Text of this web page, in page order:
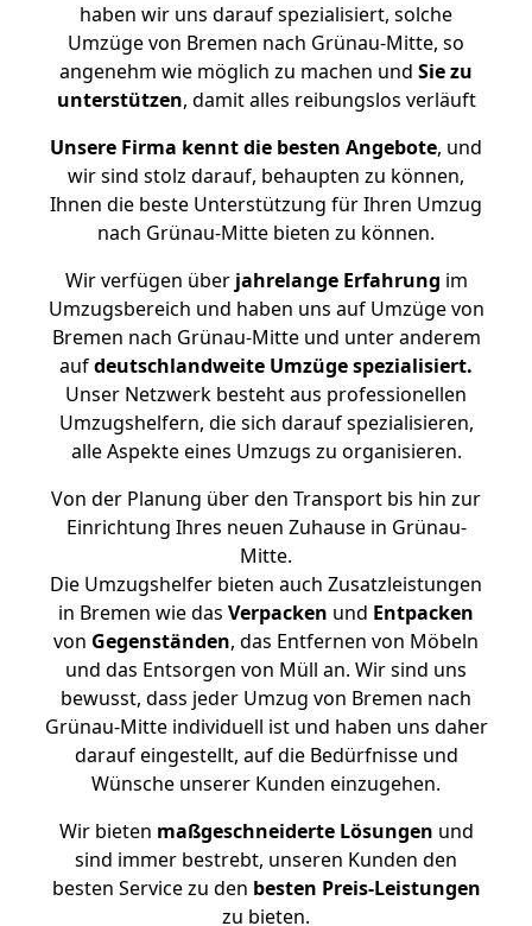
haben wir uns darauf spezialisiert, solche
Umzüge von Bremen nach Grünau-Mitte, so
angenehm wie möglich zu machen und Sie zu
unterstützen, damit alles reibungslos verläuft
Unsere Firma kennt die besten Angebote, und
wir sind stolz darauf, behaupten zu können,
Ihnen die beste Unterstützung für Ihren Umzug
nach Grünau-Mitte bieten zu können.
Wir verfügen überjahrelange Erfahrung im
Umzugsbereich und haben uns auf Umzüge von
Bremen nach Grünau-Mitte und unter anderem
aufdeutschlandweite Umzüge spezialisiert.
Unser Netzwerk besteht aus professionellen
Umzugshelfern, die sich darauf spezialisieren,
alle Aspekte eines Umzugs zu organisieren.
Von der Planung über den Transport bis hin zur
Einrichtung Ihres neuen Zuhause in Grünau-
Mitte.
Die Umzugshelfer bieten auch Zusatzleistungen
in Bremen wie das Verpacken und Entpacken
von Gegenständen, das Entfernen von Möbeln
und das Entsorgen von Müll an. Wir sind uns
bewusst, dass jeder Umzug von Bremen nach
Grünau-Mitte individuell ist und haben uns daher
darauf eingestellt, auf die Bedürfnisse und
Wünsche unserer Kunden einzugehen.
Wir bieten maßgeschneiderte Lösungen und
sind immer bestrebt, unseren Kunden den
besten Service zu den besten Preis-Leistungen
zu bieten.